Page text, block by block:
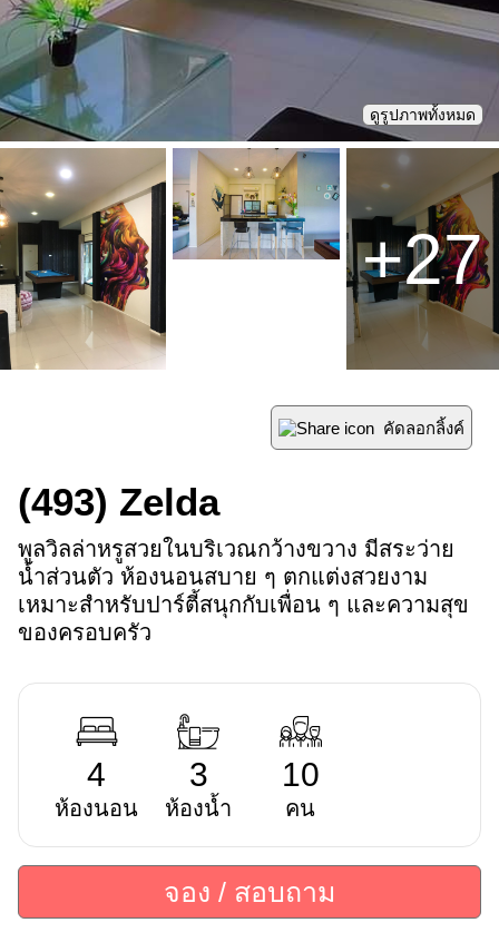
ดูรูปภาพทั้งหมด
+27
(493) Zelda
คัดลอกลิ้งค์
พูลวิลล่าหรูสวยในบริเวณกว้างขวาง มีสระว่าย
น้ำส่วนตัว ห้องนอนสบาย ๆ ตกแต่งสวยงาม
เหมาะสำหรับปาร์ตี้สนุกกับเพื่อน ๆ และความสุข
ของครอบครัว
4
ห้องนอน
3
ห้องน้ำ
10
คน
จอง / สอบถาม